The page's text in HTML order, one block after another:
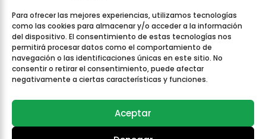
Para ofrecer las mejores experiencias, utilizamos tecnologías
como las cookies para almacenar y/o acceder a la información
del dispositivo. El consentimiento de estas tecnologías nos
permitirá procesar datos como el comportamiento de
navegación o las identificaciones únicas en este sitio. No
consentir o retirar el consentimiento, puede afectar
negativamente a ciertas características y funciones.
Aceptar
✔ no aportan profundidad
✔ se basan en datos simples
✔ no requieren criterio humano
Ejemplos:
“Cómo reiniciar un móvil de la
marca X”